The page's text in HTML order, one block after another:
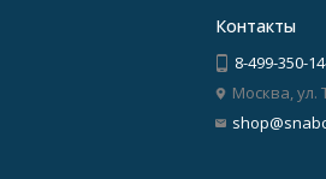
Контакты
8-499-350-
Москва, ул.